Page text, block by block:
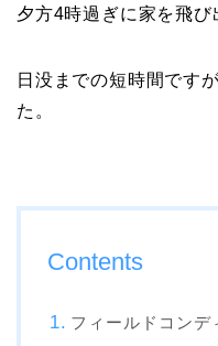
夕方4時過ぎに家を飛
日没までの短時間です
た。
Contents
フィールドコンデ